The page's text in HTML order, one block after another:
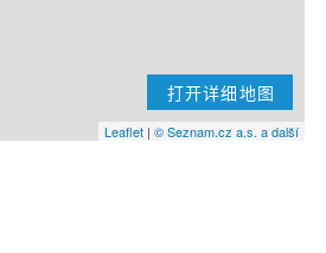
打开详细地图
Leaflet | © Seznam.cz a.s. a další